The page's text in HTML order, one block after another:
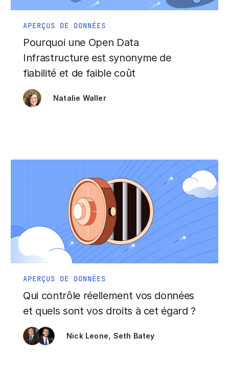
APERÇUS DE DONNÉES
Pourquoi une Open Data
Infrastructure est synonyme de
fiabilité et de faible coût
Natalie Waller
APERÇUS DE DONNÉES
Qui contrôle réellement vos données
et quels sont vos droits à cet égard ?
Nick Leone, Seth Batey